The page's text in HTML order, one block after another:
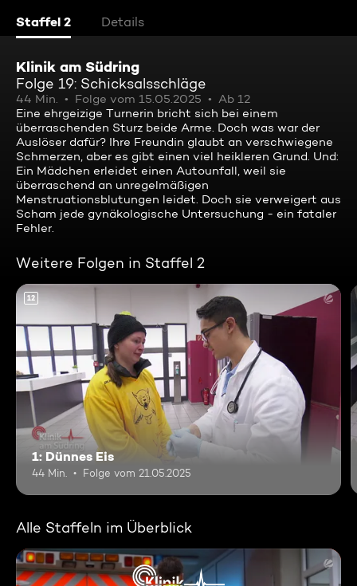
Staffel 2 Details
Klinik am Südring
Folge 19: Schicksalsschläge
44 Min. Folge vom 15.05.2025
Ab 12
Eine ehrgeizige Turnerin bricht sich bei einem
überraschenden Sturz beide Arme. Doch was war der
Auslöser dafür? Ihre Freundin glaubt an verschwiegene
Schmerzen, aber es gibt einen viel heikleren Grund. Und:
Ein Mädchen erleidet einen Autounfall, weil sie
überraschend an unregelmäßigen
Menstruationsblutungen leidet. Doch sie verweigert aus
Scham jede gynäkologische Untersuchung - ein fataler
Fehler.
Weitere Folgen in Staffel 2
12
1: Dünnes Eis
44 Min. Folge vom 21.05.2025
Alle Staffeln im Überblick